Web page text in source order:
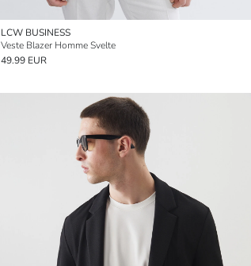
LCW BUSINESS
Veste Blazer Homme Svelte
49.99 EUR